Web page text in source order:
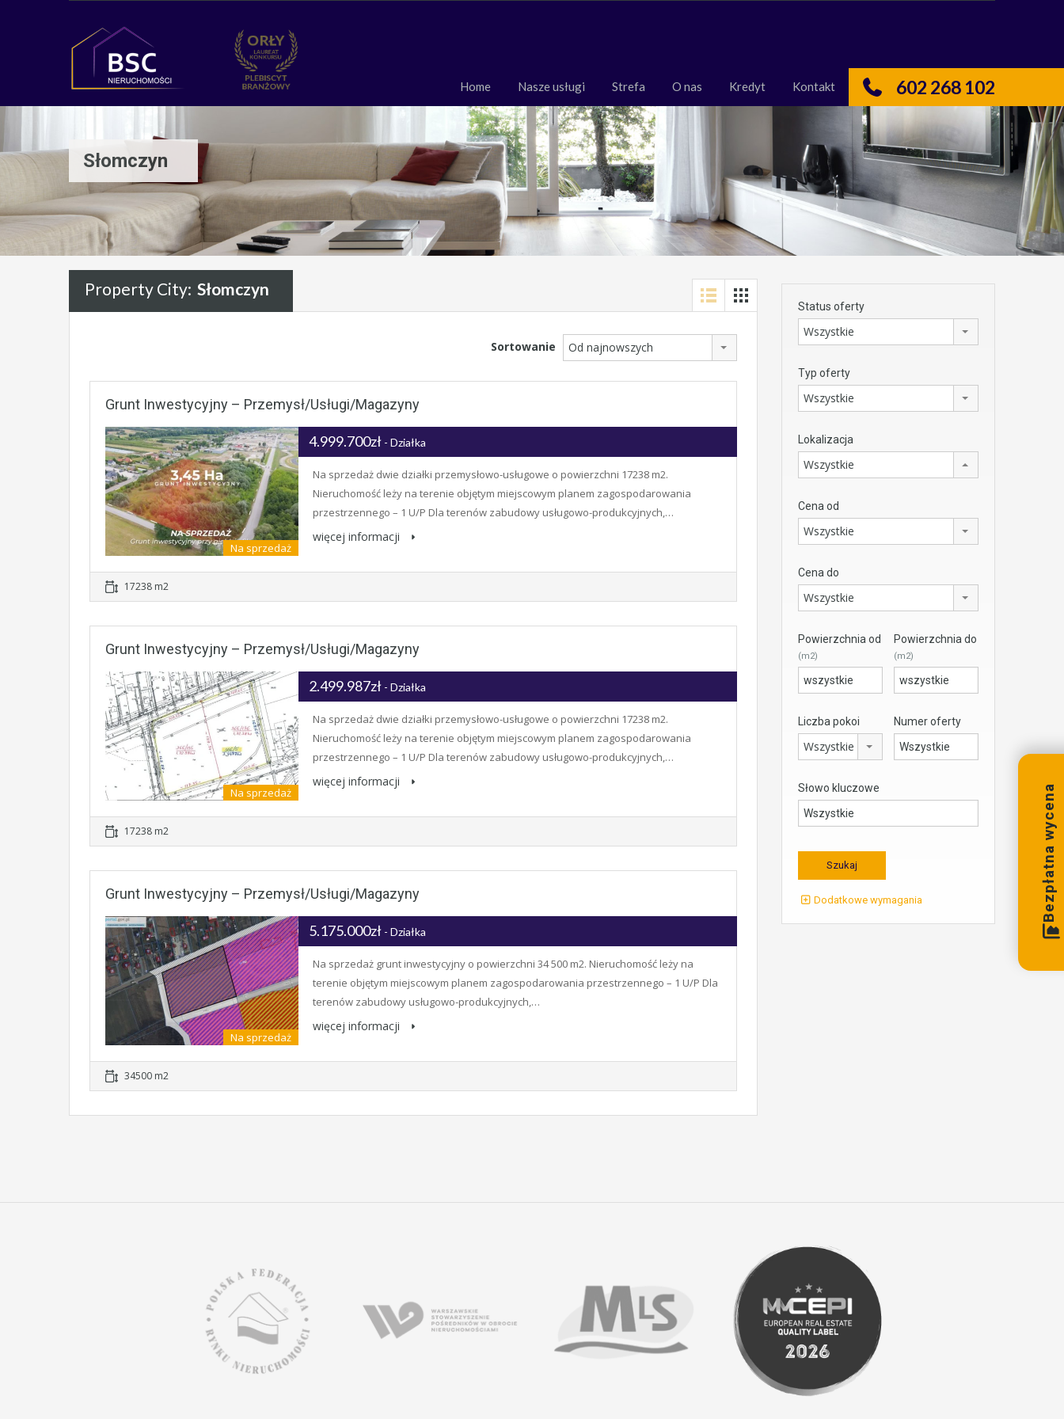
602 268 102
Home Nasze usługi Strefa O nas Kredyt Kontakt
Słomczyn
Property City: Słomczyn
Sortowanie Od najnowszych
Grunt Inwestycyjny – Przemysł/usługi/magazyny
Na sprzedaż
4.999.700zł - Działka
Na sprzedaż dwie działki przemysłowo-usługowe o powierzchni 17238 m2.
Nieruchomość leży na terenie objętym miejscowym planem zagospodarowania
przestrzennego – 1 U/P Dla terenów zabudowy usługowo-produkcyjnych,…
więcej informacji
17238 m2
Grunt Inwestycyjny – Przemysł/usługi/magazyny
Na sprzedaż
2.499.987zł - Działka
Na sprzedaż dwie działki przemysłowo-usługowe o powierzchni 17238 m2.
Nieruchomość leży na terenie objętym miejscowym planem zagospodarowania
przestrzennego – 1 U/P Dla terenów zabudowy usługowo-produkcyjnych,…
więcej informacji
17238 m2
Grunt Inwestycyjny – Przemysł/usługi/magazyny
Na sprzedaż
5.175.000zł - Działka
Na sprzedaż grunt inwestycyjny o powierzchni 34 500 m2. Nieruchomość leży na
terenie objętym miejscowym planem zagospodarowania przestrzennego – 1 U/P Dla
terenów zabudowy usługowo-produkcyjnych,…
więcej informacji
34500 m2
Status oferty
Wszystkie
Typ oferty
Wszystkie
Lokalizacja
Wszystkie
Cena od
Wszystkie
Cena do
Wszystkie
Powierzchnia od
(m2)
Powierzchnia do
(m2)
Liczba pokoi
Wszystkie
Numer oferty
Słowo kluczowe
Dodatkowe wymagania Bezpłatna wycena